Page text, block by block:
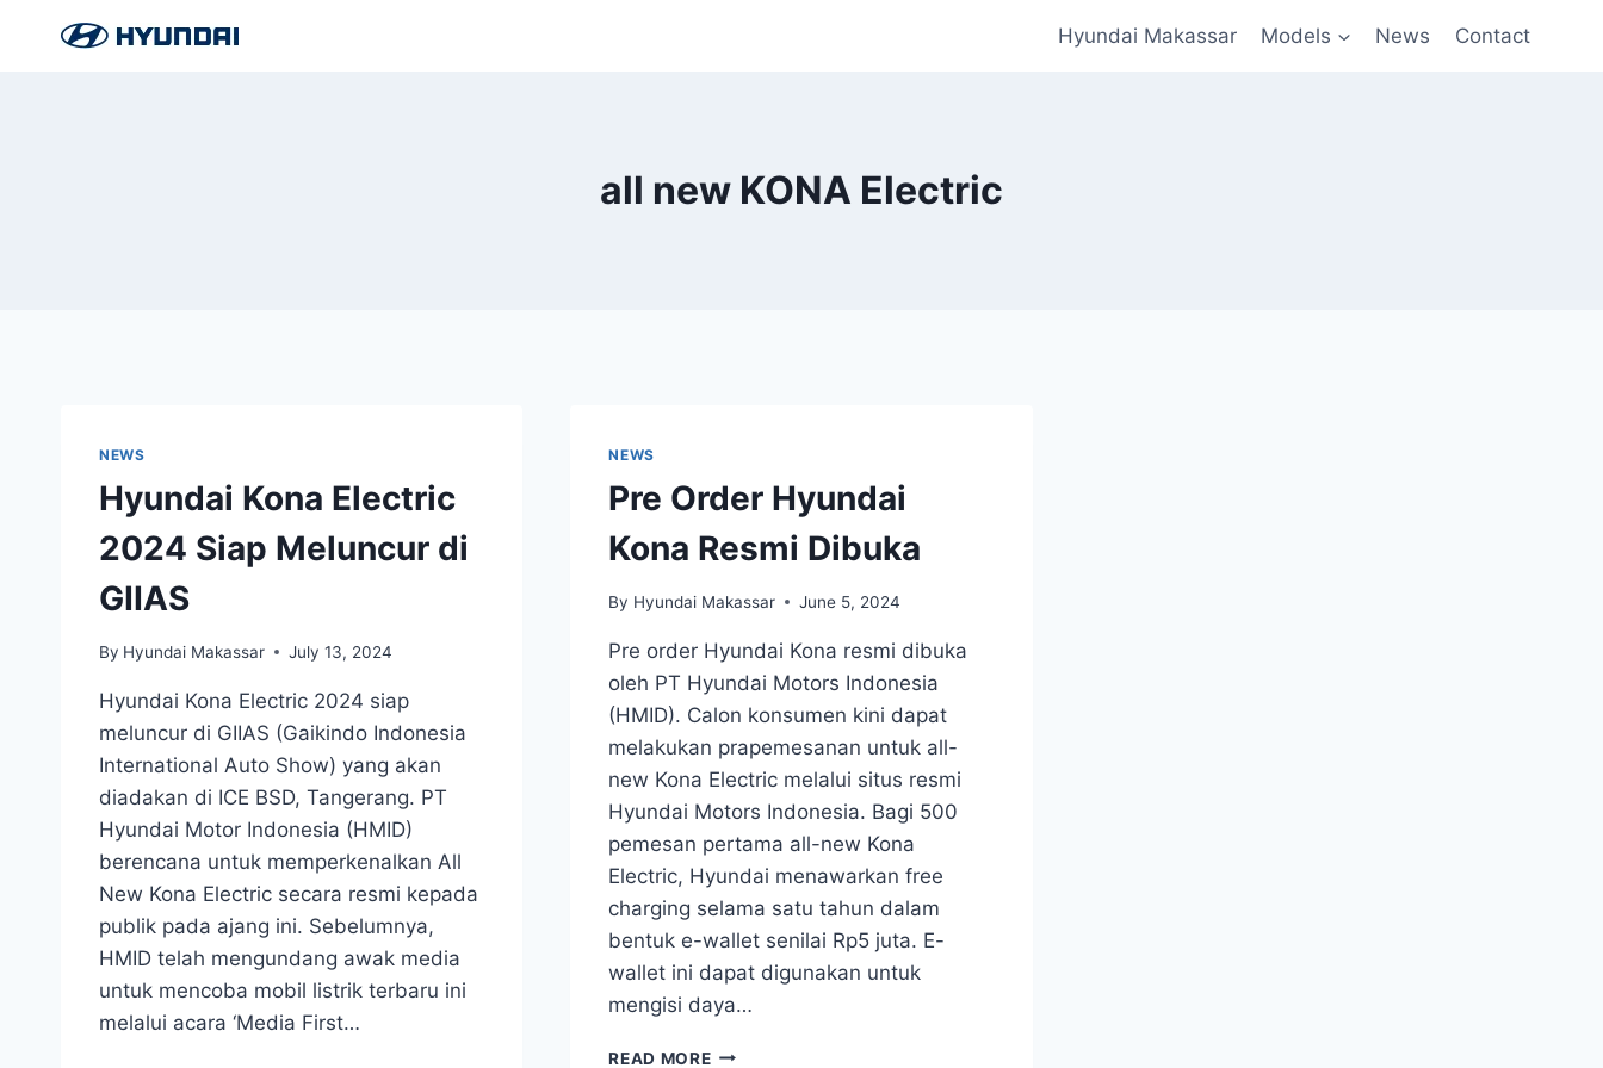
Hyundai Makassar Models News Contact
all new KONA Electric
NEWS
Hyundai Kona Electric
2024 Siap Meluncur di
GIIAS
By Hyundai Makassar July 13, 2024
Hyundai Kona Electric 2024 siap
meluncur di GIIAS (Gaikindo Indonesia
International Auto Show) yang akan
diadakan di ICE BSD, Tangerang. PT
Hyundai Motor Indonesia (HMID)
berencana untuk memperkenalkan All
New Kona Electric secara resmi kepada
publik pada ajang ini. Sebelumnya,
HMID telah mengundang awak media
untuk mencoba mobil listrik terbaru ini
melalui acara ‘Media First…
NEWS
Pre Order Hyundai
Kona Resmi Dibuka
By Hyundai Makassar June 5, 2024
Pre order Hyundai Kona resmi dibuka
oleh PT Hyundai Motors Indonesia
(HMID). Calon konsumen kini dapat
melakukan prapemesanan untuk all-
new Kona Electric melalui situs resmi
Hyundai Motors Indonesia. Bagi 500
pemesan pertama all-new Kona
Electric, Hyundai menawarkan free
charging selama satu tahun dalam
bentuk e-wallet senilai Rp5 juta. E-
wallet ini dapat digunakan untuk
mengisi daya…
READ MORE